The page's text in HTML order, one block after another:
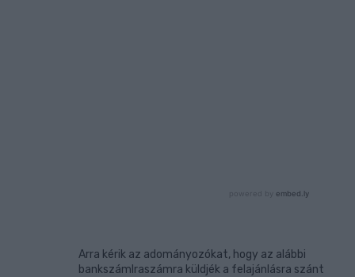
Arra kérik az adományozókat, hogy az alábbi
bankszámlraszámra küldjék a felajánlásra szánt